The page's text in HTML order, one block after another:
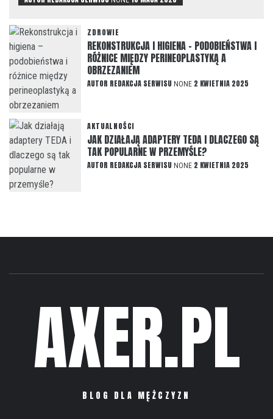
ZDROWIE
REKONSTRUKCJA I HIGIENA – PODOBIEŃSTWA I
RÓŻNICE MIĘDZY PERINEOPLASTYKĄ A
OBRZEZANIEM
AUTOR REDAKCJA SERWISU NONE 2 KWIETNIA 2025
AKTUALNOŚCI
JAK DZIAŁAJĄ ADAPTERY TEDA I DLACZEGO SĄ
TAK POPULARNE W PRZEMYŚLE?
AUTOR REDAKCJA SERWISU NONE 2 KWIETNIA 2025
AXER.PL
BLOG DLA MĘŻCZYZN